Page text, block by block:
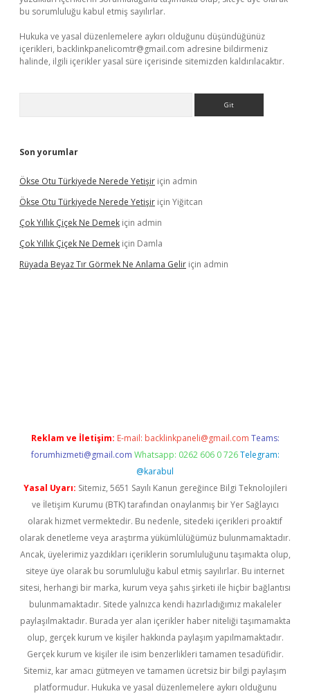
bu sorumluluğu kabul etmiş sayılırlar.
Hukuka ve yasal düzenlemelere aykırı olduğunu düşündüğünüz
içerikleri, backlinkpanelicomtr@gmail.com adresine bildirmeniz
halinde, ilgili içerikler yasal süre içerisinde sitemizden kaldırılacaktır.
Son yorumlar
Ökse Otu Türkiyede Nerede Yetişir için admin
Ökse Otu Türkiyede Nerede Yetişir için Yiğitcan
Çok Yıllık Çiçek Ne Demek için admin
Çok Yıllık Çiçek Ne Demek için Damla
Rüyada Beyaz Tır Görmek Ne Anlama Gelir için admin
Reklam ve İletişim: E-mail: backlinkpaneli@gmail.com Teams:
forumhizmeti@gmail.com Whatsapp: 0262 606 0 726 Telegram:
@karabul
Yasal Uyarı: Sitemiz, 5651 Sayılı Kanun gereğince Bilgi Teknolojileri
ve İletişim Kurumu (BTK) tarafından onaylanmış bir Yer Sağlayıcı
olarak hizmet vermektedir. Bu nedenle, sitedeki içerikleri proaktif
olarak denetleme veya araştırma yükümlülüğümüz bulunmamaktadır.
Ancak, üyelerimiz yazdıkları içeriklerin sorumluluğunu taşımakta olup,
siteye üye olarak bu sorumluluğu kabul etmiş sayılırlar. Bu internet
sitesi, herhangi bir marka, kurum veya şahıs şirketi ile hiçbir bağlantısı
bulunmamaktadır. Sitede yalnızca kendi hazırladığımız makaleler
paylaşılmaktadır. Burada yer alan içerikler haber niteliği taşımamakta
olup, gerçek kurum ve kişiler hakkında paylaşım yapılmamaktadır.
Gerçek kurum ve kişiler ile isim benzerlikleri tamamen tesadüfidir.
Sitemiz, kar amacı gütmeyen ve tamamen ücretsiz bir bilgi paylaşım
platformudur. Hukuka ve yasal düzenlemelere aykırı olduğunu